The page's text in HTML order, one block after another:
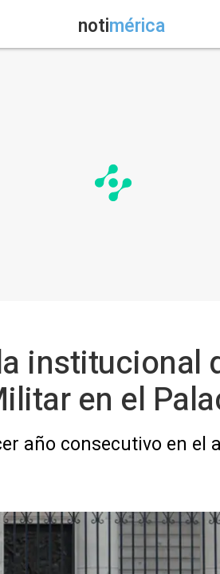
notimérica
institucional
en el
año consecutivo en el